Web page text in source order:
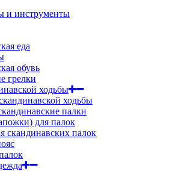
и инструменты
еда
обувь
грелки
ходьбы
ходьбы
палки
для палок
скандинавских палок